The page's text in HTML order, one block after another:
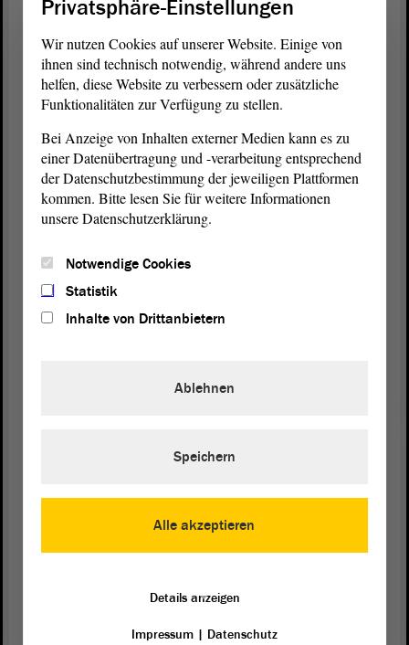
die Sondernutzung nach Absatz 1 kann die
einer Landes- oder Kreisstraße und an
Gemeindestraßen bestimmen.
Wenn ich das richtig lese, würde das bedeuten,
Gemeinden können Carsharing nur an
Durchfahrtsstraßen errichten. Es wäre völlig absurd,
das zu wollen. MeineFraktionwird in der nächsten
Sitzung des Stadtrates derLandeshauptstadteinen
Antragdazu einbringen, wo in verschiedenen
ausgewiesen werden. Das werden ausdrücklich
keine Ortsdurchfahrten sein. Ich lese das so, dass
das nach dem vorliegenden Gesetzentwurf dann
etwas, das man tatsächlich in eine gesetzliche
(Zustimmung bei der SPD, bei der LINKEN und
Zurück zur Landtagssitzung
Privatsphäre-Einstellungen
Wir nutzen Cookies auf unserer Website. Einige von
ihnen sind technisch notwendig, während andere uns
helfen, diese Website zu verbessern oder zusätzliche
Funktionalitäten zur Verfügung zu stellen.
Bei Anzeige von Inhalten externer Medien kann es zu
einer Datenübertragung und -verarbeitung entsprechend
der Datenschutzbestimmung der jeweiligen Plattformen
kommen. Bitte lesen Sie für weitere Informationen
unsere Datenschutzerklärung.
Notwendige Cookies
Statistik
Inhalte von Drittanbietern
Alle akzeptieren
Ablehnen
Speichern
Details anzeigen
Impressum| Datenschutz